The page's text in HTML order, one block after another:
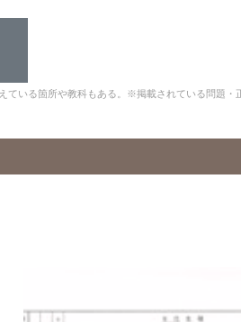
いる箇所や教科もある。※掲載されている問題・